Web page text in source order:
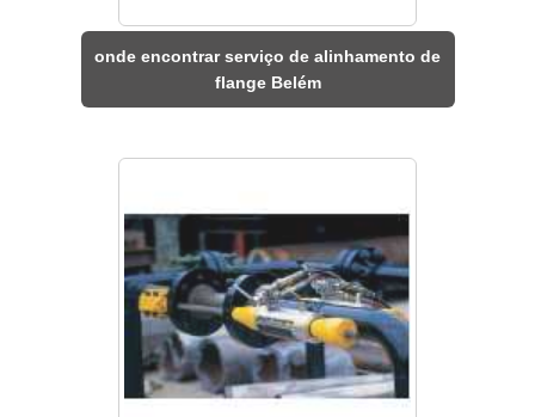
onde encontrar serviço de alinhamento de
flange Belém